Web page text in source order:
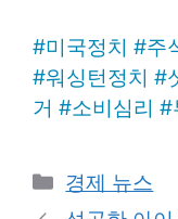
#미국정치 #주
#워싱턴정치 #
거 #소비심리 #
Categories
경제 뉴스